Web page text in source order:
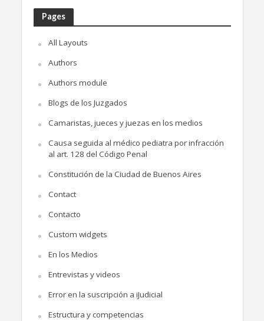
Pages
All Layouts
Authors
Authors module
Blogs de los Juzgados
Camaristas, jueces y juezas en los medios
Causa seguida al médico pediatra por infracción
al art. 128 del Código Penal
Constitución de la Ciudad de Buenos Aires
Contact
Contacto
Custom widgets
En los Medios
Entrevistas y videos
Error en la suscripción a iJudicial
Estructura y competencias